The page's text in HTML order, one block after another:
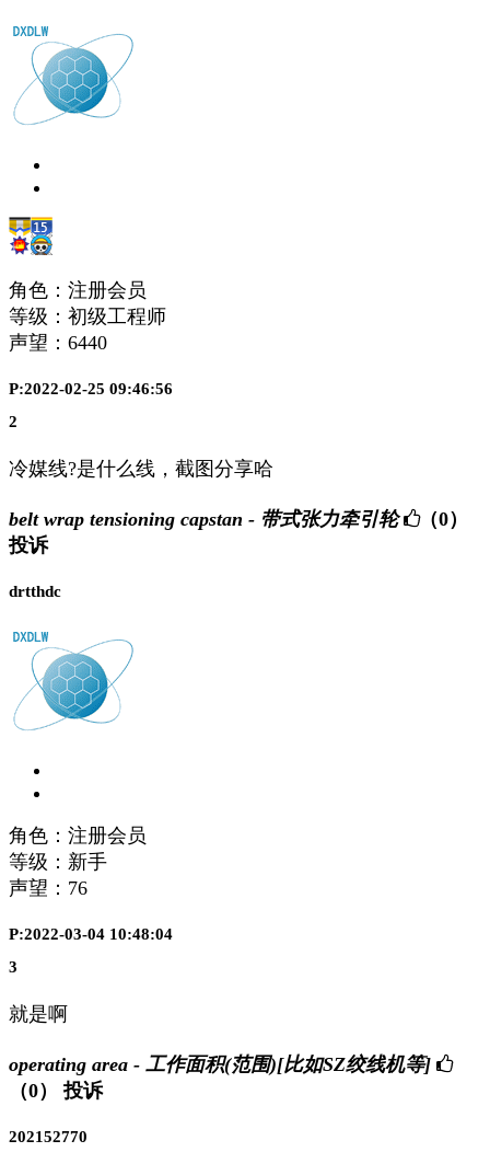
角色：注册会员
等级：初级工程师
声望： 6440
P:2022-02-25 09:46:56
2
冷媒线?是什么线，截图分享哈
belt wrap tensioning capstan - 带式张力牵引轮
（0）
投诉
drtthdc
角色：注册会员
等级：新手
声望： 76
P:2022-03-04 10:48:04
3
就是啊
operating area - 工作面积(范围)[比如SZ绞线机等]
（0）
投诉
202152770